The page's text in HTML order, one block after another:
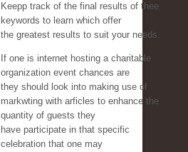
Keepp track of the final results of thee
keywords to learn which offer
the greatest results to suit your needs.
If one is internet hosting a charitable
organization event chances are
they should look into making use of
markwting with arficles to enhance the
quantity of guests they
have participate in that specific
celebration that one may